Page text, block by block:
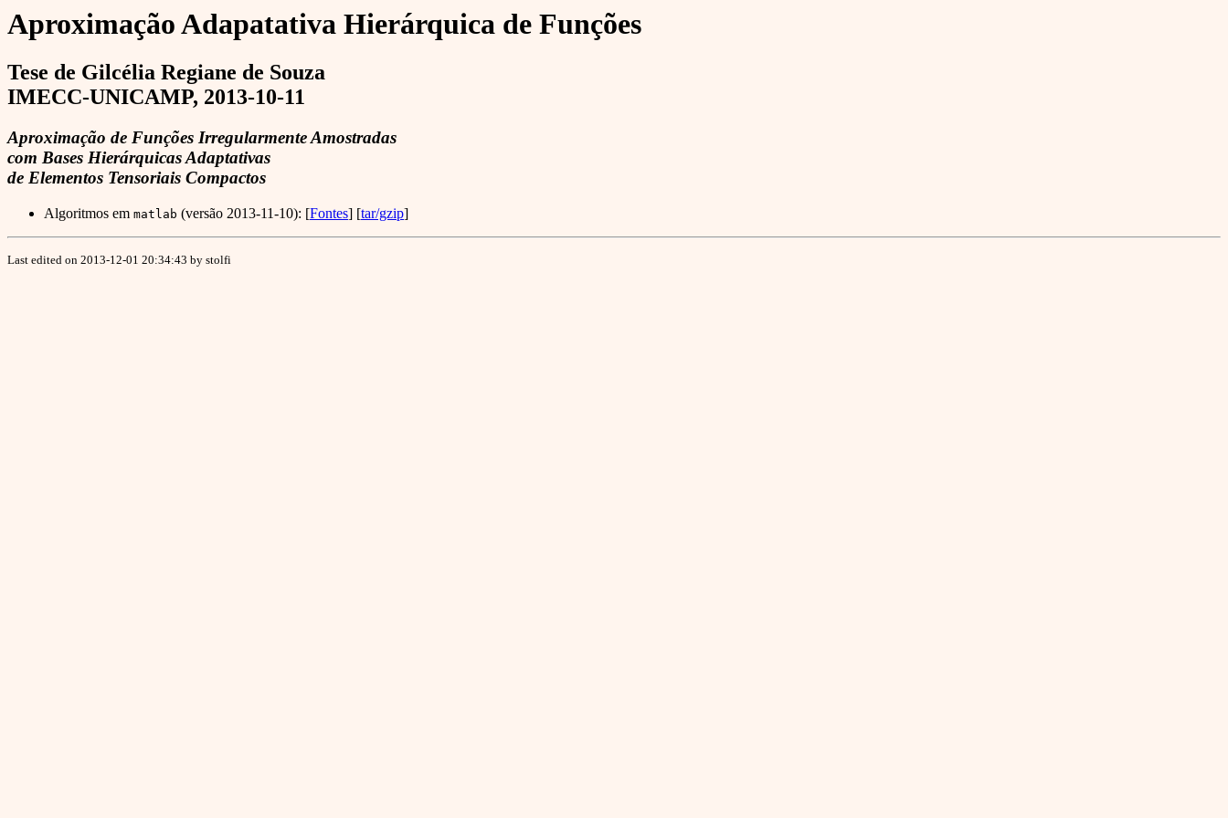
Aproximação Adapatativa Hierárquica de Funções
Tese de Gilcélia Regiane de Souza
IMECC-UNICAMP, 2013-10-11
Aproximação de Funções Irregularmente Amostradas
com Bases Hierárquicas Adaptativas
de Elementos Tensoriais Compactos
Algoritmos em matlab (versão 2013-11-10): [Fontes] [tar/gzip]
Last edited on 2013-12-01 20:34:43 by stolfi